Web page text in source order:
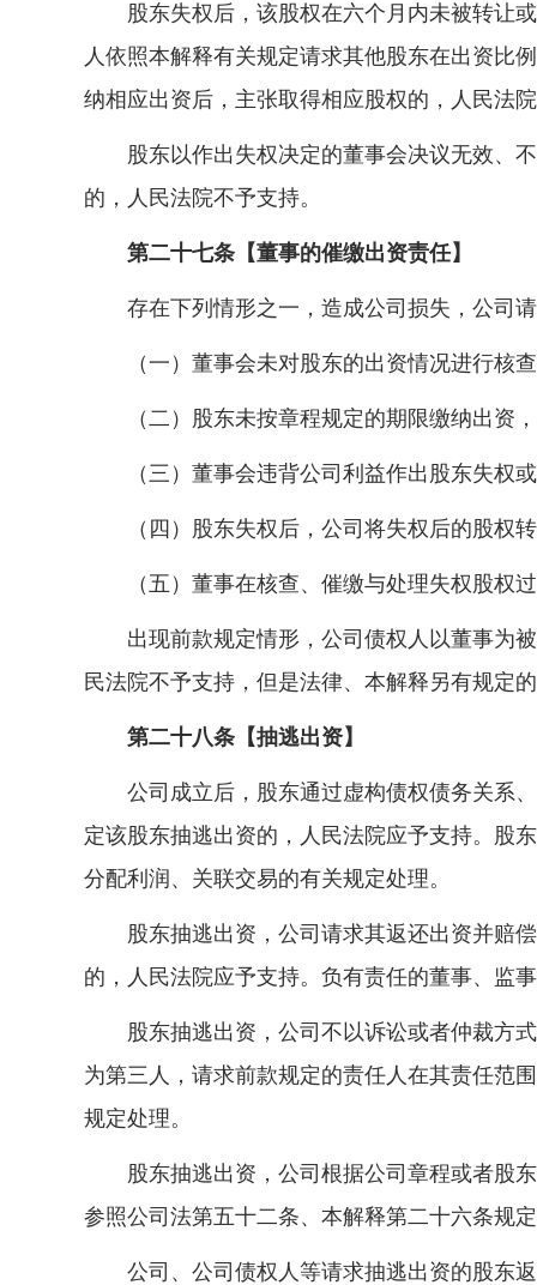
股东失权后，该股权在六个月内未被转让或
人依照本解释有关规定请求其他股东在出资比
纳相应出资后，主张取得相应股权的，人民法
股东以作出失权决定的董事会决议无效、不
的，人民法院不予支持。
第二十七条【董事的催缴出资责任】
存在下列情形之一，造成公司损失，公司请
（一）董事会未对股东的出资情况进行核
（二）股东未按章程规定的期限缴纳出资，
（三）董事会违背公司利益作出股东失权或
（四）股东失权后，公司将失权后的股权转
（五）董事在核查、催缴与处理失权股权过
出现前款规定情形，公司债权人以董事为被
民法院不予支持，但是法律、本解释另有规定
第二十八条【抽逃出资】
公司成立后，股东通过虚构债权债务关系、
定该股东抽逃出资的，人民法院应予支持。股
分配利润、关联交易的有关规定处理。
股东抽逃出资，公司请求其返还出资并赔偿
的，人民法院应予支持。负有责任的董事、监
股东抽逃出资，公司不以诉讼或者仲裁方式
为第三人，请求前款规定的责任人在其责任范
规定处理。
股东抽逃出资，公司根据公司章程或者股东
参照公司法第五十二条、本解释第二十六条规
公司、公司债权人等请求抽逃出资的股东返